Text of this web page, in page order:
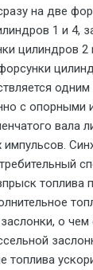
на две
1 и 4,
цилиндров 2
одним
с опорными
вала
топлива
о чем
топлива